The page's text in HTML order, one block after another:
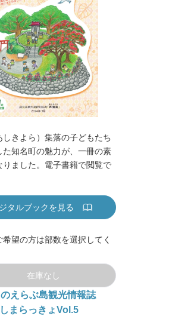
しきよら）集落の子どもたち
た知名町の魅力が、一冊の素
りました。電子書籍で閲覧で
タルブックを見る
望の方は部数を選択してく
在庫なし
えらぶ島観光情報誌
しまらっきょVol.5